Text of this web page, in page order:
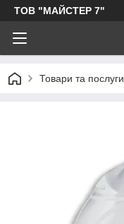
ТОВ "МАЙСТЕР 7"
Товари та послуги